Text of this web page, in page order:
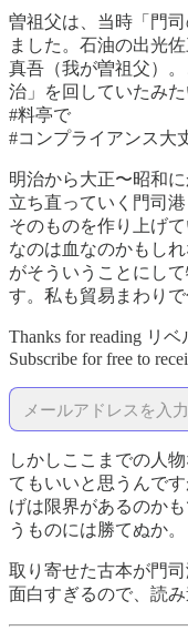
曽祖父は、当時「門
ました。石油の出光
真吾（我が曽祖父）
治」を回していたみた
#料亭で
#コンプライアンス大
明治から大正〜昭和
立ち直っていく門司
そのものを作り上げ
なのは血なのかもし
がそういうことにし
す。私も貿易まわりで
Thanks for reading リ
Subscribe for free to
しかしここまでの人
てもいいと思うんで
げは限界があるのか
うものには勝てぬか。
取り寄せた古本が門
面白すぎるので、読